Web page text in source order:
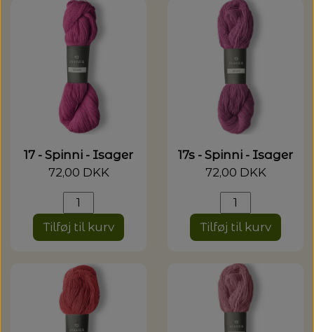
17 - Spinni - Isager
72,00 DKK
Tilføj til kurv
17s - Spinni - Isager
72,00 DKK
Tilføj til kurv